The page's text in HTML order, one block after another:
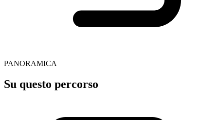
PANORAMICA
Su questo percorso